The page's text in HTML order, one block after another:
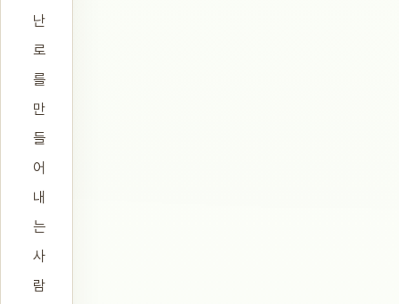
난
로
를
만
들
어
내
는
사
람